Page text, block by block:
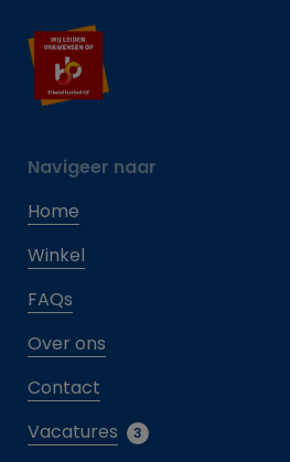
Navigeer naar
Home
Winkel
FAQs
Over ons
Contact
Vacatures
3